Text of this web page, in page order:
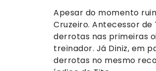
Apesar do momento
Cruzeiro. Antecessor
derrotas nas primeiras
treinador. Já Diniz, em
derrotas no mesmo